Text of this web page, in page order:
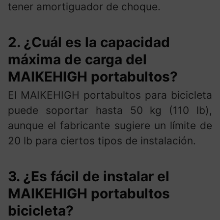
tener amortiguador de choque.
2. ¿Cuál es la capacidad
máxima de carga del
MAIKEHIGH portabultos?
El MAIKEHIGH portabultos para bicicleta
puede soportar hasta 50 kg (110 lb),
aunque el fabricante sugiere un límite de
20 lb para ciertos tipos de instalación.
3. ¿Es fácil de instalar el
MAIKEHIGH portabultos
bicicleta?